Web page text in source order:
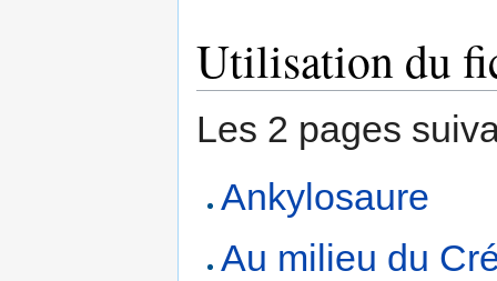
Utilisation du
Les 2 pages
Ankylosaure
Au milieu du